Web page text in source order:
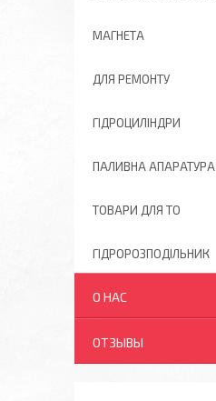
МАГНЕТА
ДЛЯ РЕМОНТУ
ГІДРОЦИЛІНДРИ
ПАЛИВНА АПАРАТУРА
ТОВАРИ ДЛЯ ТО
ГІДРОРОЗПОДІЛЬНИК
О НАС
ОТЗЫВЫ